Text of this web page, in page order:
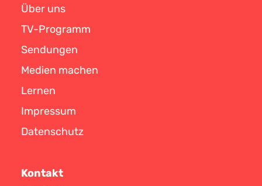
Über uns
TV-Programm
Sendungen
Medien machen
Lernen
Impressum
Datenschutz
Kontakt